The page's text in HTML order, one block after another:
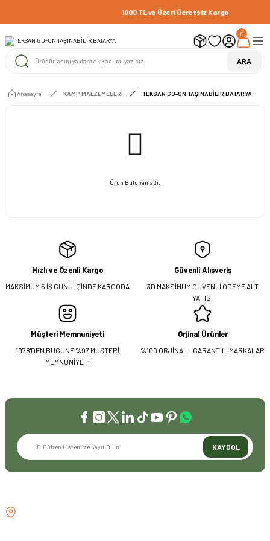
1000 TL ve Üzeri Ücretsiz Kargo
ARA
0
Anasayfa KAMP MALZEMELERİ TEKSAN GO-ON TAŞINABİLİR BATARYA
Ürün Bulunamadı.
Hızlı ve Özenli Kargo
MAKSİMUM 5 İŞ GÜNÜ İÇİNDE KARGODA
Güvenli Alışveriş
3D MAKSİMUM GÜVENLİ ÖDEME ALT
YAPISI
Müşteri Memnuniyeti
1978'DEN BUGÜNE %97 MÜŞTERİ
MEMNUNİYETİ
Orjinal Ürünler
%100 ORJİNAL - GARANTİLİ MARKALAR
KAYDOL